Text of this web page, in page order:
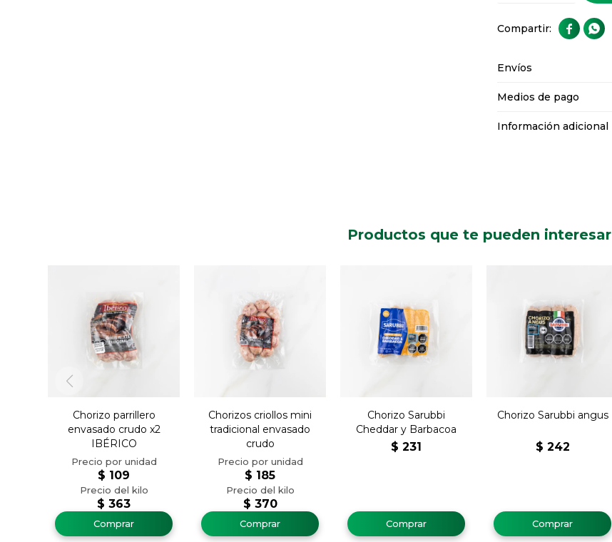
 
Envíos
Medios de pago
Información adicional
Productos que te pueden interesar
Chorizo parrillero
envasado crudo x2
IBÉRICO
$ 363
$ 109
Chorizos criollos mini
tradicional envasado
crudo
$ 370
$ 185
Chorizo Sarubbi
Cheddar y Barbacoa
$ 231
Chorizo Sarubbi angus
$ 242